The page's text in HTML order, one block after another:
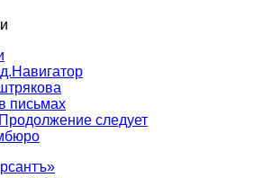
письмах
следует